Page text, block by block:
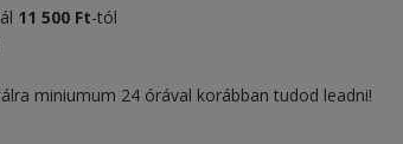
11 500 Ft-tól
miniumum 24 órával korábban tudod leadni!